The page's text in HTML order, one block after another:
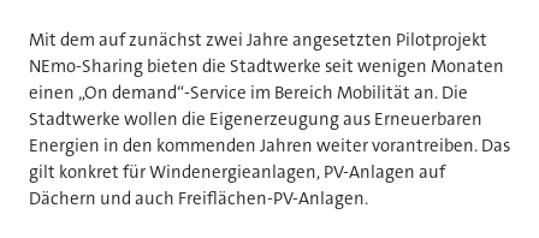
Mit dem auf zunächst zwei Jahre angesetzten Pilotprojekt
NEmo-Sharing bieten die Stadtwerke seit wenigen Monaten
einen „On demand“-Service im Bereich Mobilität an. Die
Stadtwerke wollen die Eigenerzeugung aus Erneuerbaren
Energien in den kommenden Jahren weiter vorantreiben. Das
gilt konkret für Windenergieanlagen, PV-Anlagen auf
Dächern und auch Freiflächen-PV-Anlagen.